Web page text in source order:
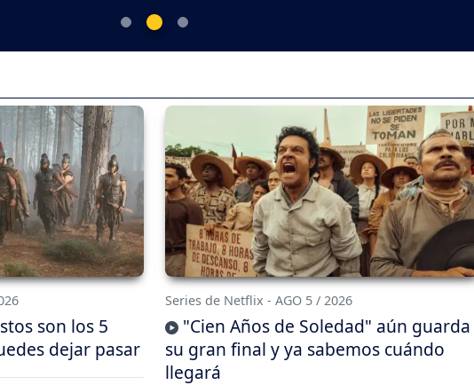
son los 5
dejar pasar
Series de Netflix - AGO 5 / 2026
"Cien Años de Soledad" aún guarda
su gran final y ya sabemos cuándo
llegará